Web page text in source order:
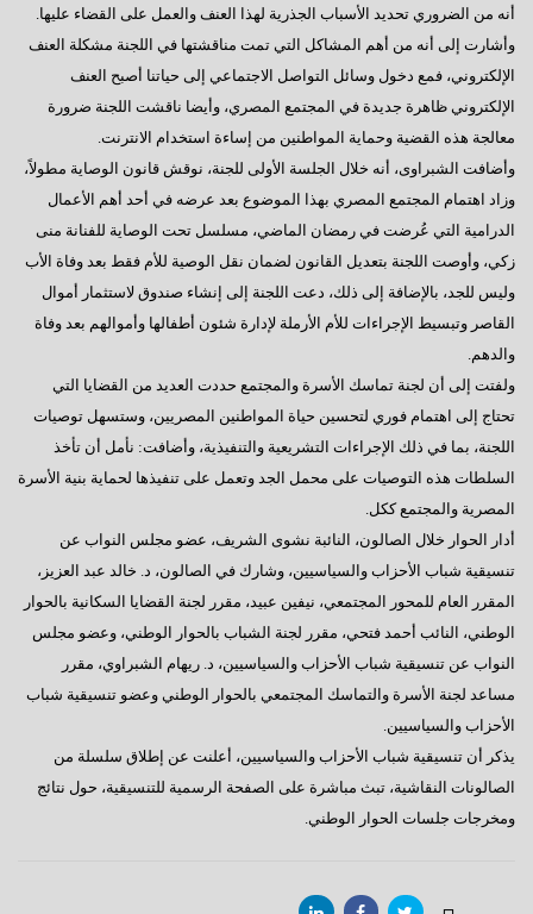
أنه من الضروري تحديد الأسباب الجذرية لهذا العنف والعمل على القضاء عليها.
وأشارت إلى أنه من أهم المشاكل التي تمت مناقشتها في اللجنة مشكلة العنف
الإلكتروني، فمع دخول وسائل التواصل الاجتماعي إلى حياتنا أصبح العنف
الإلكتروني ظاهرة جديدة في المجتمع المصري، وأيضا ناقشت اللجنة ضرورة
معالجة هذه القضية وحماية المواطنين من إساءة استخدام الانترنت.
وأضافت الشبراوى، أنه خلال الجلسة الأولى للجنة، نوقش قانون الوصاية مطولاً،
وزاد اهتمام المجتمع المصري بهذا الموضوع بعد عرضه في أحد أهم الأعمال
الدرامية التي عُرضت في رمضان الماضي، مسلسل تحت الوصاية للفنانة منى
زكي، وأوصت اللجنة بتعديل القانون لضمان نقل الوصية للأم فقط بعد وفاة الأب
وليس للجد، بالإضافة إلى ذلك، دعت اللجنة إلى إنشاء صندوق لاستثمار أموال
القاصر وتبسيط الإجراءات للأم الأرملة لإدارة شئون أطفالها وأموالهم بعد وفاة
والدهم.
ولفتت إلى أن لجنة تماسك الأسرة والمجتمع حددت العديد من القضايا التي
تحتاج إلى اهتمام فوري لتحسين حياة المواطنين المصريين، وستسهل توصيات
اللجنة، بما في ذلك الإجراءات التشريعية والتنفيذية، وأضافت: نأمل أن تأخذ
السلطات هذه التوصيات على محمل الجد وتعمل على تنفيذها لحماية بنية الأسرة
المصرية والمجتمع ككل.
أدار الحوار خلال الصالون، النائبة نشوى الشريف، عضو مجلس النواب عن
تنسيقية شباب الأحزاب والسياسيين، وشارك في الصالون، د. خالد عبد العزيز،
المقرر العام للمحور المجتمعي، نيفين عبيد، مقرر لجنة القضايا السكانية بالحوار
الوطني، النائب أحمد فتحي، مقرر لجنة الشباب بالحوار الوطني، وعضو مجلس
النواب عن تنسيقية شباب الأحزاب والسياسيين، د. ريهام الشبراوي، مقرر
مساعد لجنة الأسرة والتماسك المجتمعي بالحوار الوطني وعضو تنسيقية شباب
الأحزاب والسياسيين.
يذكر أن تنسيقية شباب الأحزاب والسياسيين، أعلنت عن إطلاق سلسلة من
الصالونات النقاشية، تبث مباشرة على الصفحة الرسمية للتنسيقية، حول نتائج
ومخرجات جلسات الحوار الوطني.